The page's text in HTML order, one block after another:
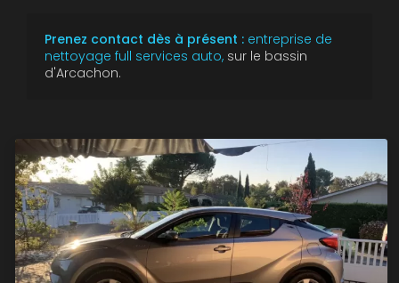
Prenez contact dès à présent : entreprise de
nettoyage full services auto, sur le bassin
d'Arcachon.